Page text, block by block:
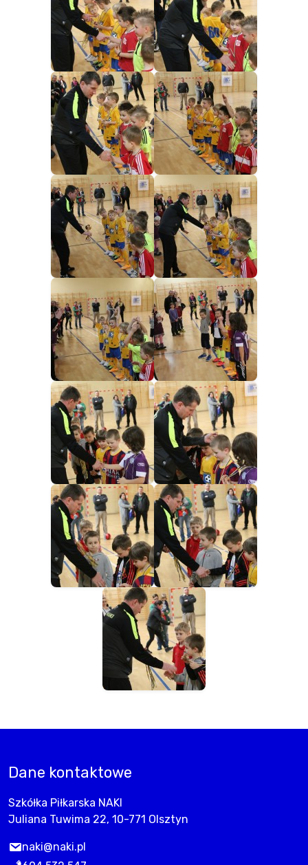
Dane kontaktowe
Szkółka Piłkarska NAKI
Juliana Tuwima 22, 10-771 Olsztyn
naki@naki.pl